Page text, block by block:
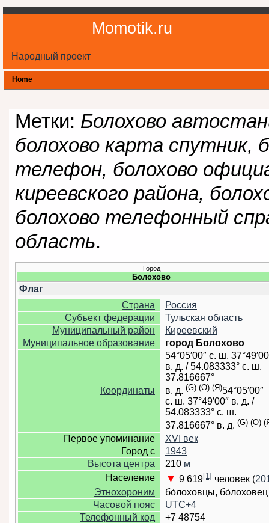
Momotik.ru
Народный проект
Home
Метки: Болохово
болохово карта спутник,
телефон, болохово
киреевского района,
болохово телефонный
область.
Город
Болохово
Флаг
Страна
Россия
Субъект федерации
Тульская область
Муниципальный район
Киреевский
Муниципальное образование
город Болохово
Координаты
54°05′00″ с. ш.
в. д. /54.083333° с. ш.
37.816667°
в. д. (G) (O) (Я)54°05′00″
с. ш. 37°49′00″ в. д. /
54.083333° с. ш.
37.816667° в. д. (G) (O)
Первое упоминание
XVI век
Город с
1943
Высота центра
210 м
Население
▼ 9 619[1] человек (
Этнохороним
бо́лоховцы, бо́лоховец
Часовой пояс
UTC+4
Телефонный код
+7 48754